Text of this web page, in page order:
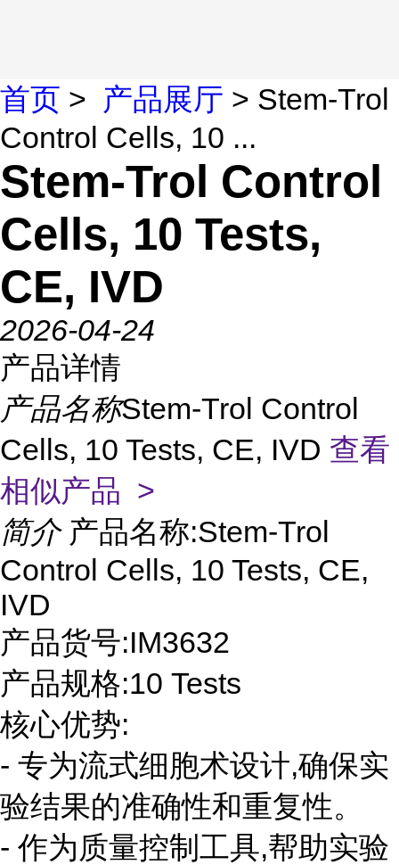
首页 > 产品展厅 > Stem-Trol
Control Cells, 10 ...
Stem-Trol Control
Cells, 10 Tests,
CE, IVD
2026-04-24
产品详情
产品名称Stem-Trol Control
Cells, 10 Tests, CE, IVD 查看
相似产品 >
简介 产品名称:Stem-Trol
Control Cells, 10 Tests, CE,
IVD
产品货号:IM3632
产品规格:10 Tests
核心优势:
- 专为流式细胞术设计,确保实
验结果的准确性和重复性。
- 作为质量控制工具,帮助实验